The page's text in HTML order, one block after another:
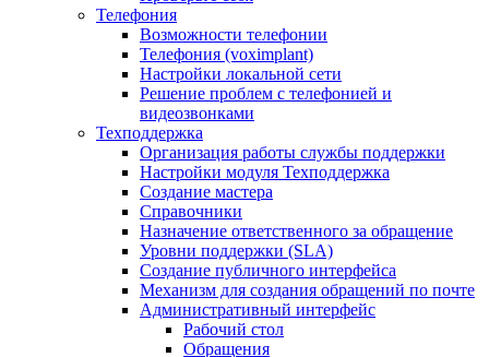
Телефония
Возможности телефонии
Телефония (voximplant)
Настройки локальной сети
Решение проблем с телефонией и
видеозвонками
Техподдержка
Организация работы службы поддержки
Настройки модуля Техподдержка
Создание мастера
Справочники
Назначение ответственного за обращение
Уровни поддержки (SLA)
Создание публичного интерфейса
Механизм для создания обращений по почте
Административный интерфейс
Рабочий стол
Обращения